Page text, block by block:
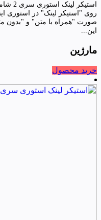
روی "استیکر لینک" در استوری
صورت "همراه با متن" و "بدون
این...
مارژین
خرید محصول